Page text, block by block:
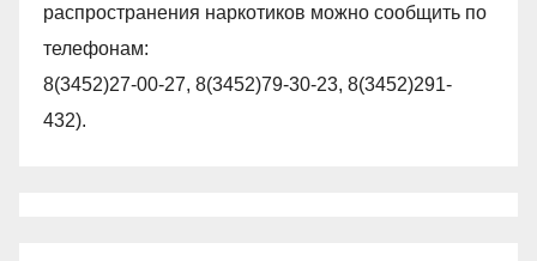
распространения наркотиков можно сообщить по
телефонам:
8(3452)27-00-27, 8(3452)79-30-23, 8(3452)291-
432).